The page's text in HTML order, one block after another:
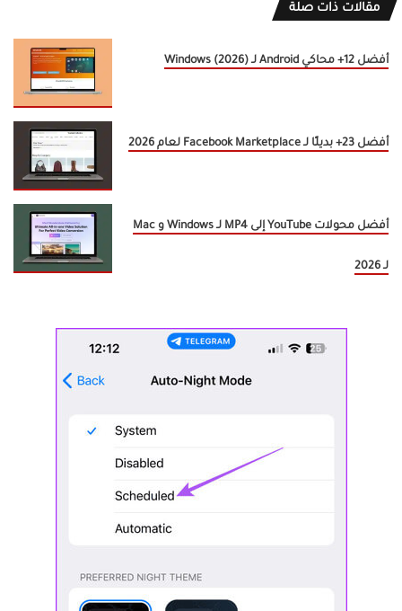
مقالات ذات صلة
أفضل 12+ محاكي Android لـ Windows (2026)
أفضل 23+ بديلًا لـ Facebook Marketplace لعام 2026
أفضل محولات YouTube إلى MP4 لـ Windows و Mac
لـ 2026